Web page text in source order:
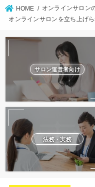
HOME
オンラインサロン
オンラインサロンを立ち上げ
サロン運営者向け
法務・実務